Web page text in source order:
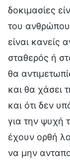
δοκιμασίες
του
είναι κανείς
σταθερός ή
θα
και θα χάσει
και ότι δεν
για την ψυχή
έχουν ορθή
να μην